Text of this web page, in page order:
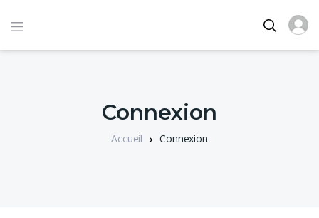
Connexion
Accueil Connexion